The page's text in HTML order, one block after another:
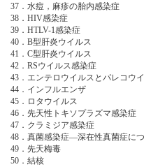
37．水痘，麻疹の胎内感染症
38．HIV感染症
39．HTLV-1感染症
40．B型肝炎ウイルス
41．C型肝炎ウイルス
42．RSウイルス感染症
43．エンテロウイルスとパレコウ
44．インフルエンザ
45．ロタウイルス
46．先天性トキソプラズマ感染症
47．クラミジア感染症
48．真菌感染症―深在性真菌症に
49．先天梅毒
50．結核